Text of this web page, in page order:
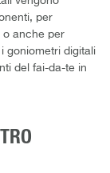
per
o anche per
goniometri digitali
del fai-da-te in